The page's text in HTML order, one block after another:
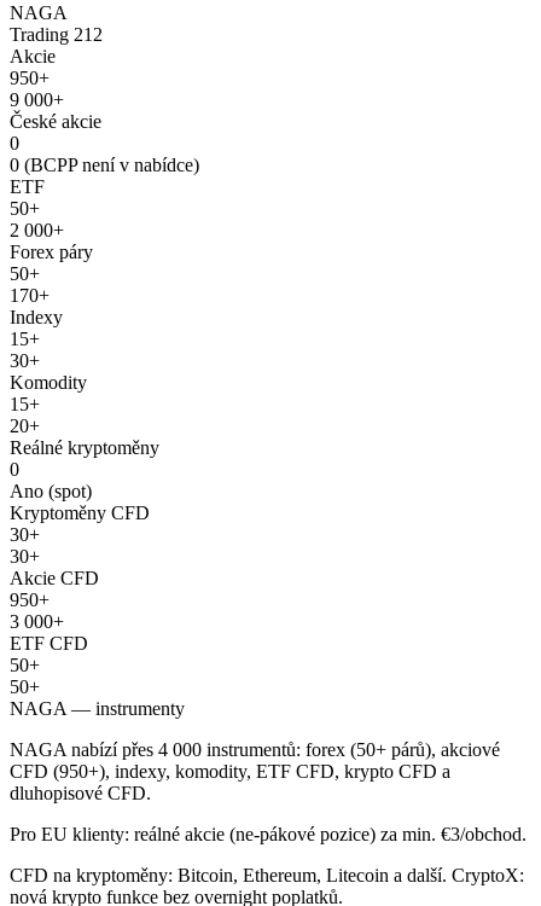
NAGA
Trading 212
Akcie
950+
9 000+
České akcie
0
0 (BCPP není v nabídce)
ETF
50+
2 000+
Forex páry
50+
170+
Indexy
15+
30+
Komodity
15+
20+
Reálné kryptoměny
0
Ano (spot)
Kryptoměny CFD
30+
30+
Akcie CFD
950+
3 000+
ETF CFD
50+
50+
NAGA — instrumenty
NAGA nabízí přes 4 000 instrumentů: forex (50+ párů), akciové
CFD (950+), indexy, komodity, ETF CFD, krypto CFD a
dluhopisové CFD.
Pro EU klienty: reálné akcie (ne-pákové pozice) za min. €3/obchod.
CFD na kryptoměny: Bitcoin, Ethereum, Litecoin a další. CryptoX:
nová krypto funkce bez overnight poplatků.